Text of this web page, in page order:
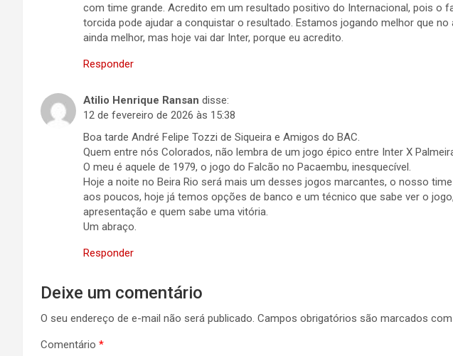
com time grande. Acredito em um resultado positivo do Internacional, pois o
torcida pode ajudar a conquistar o resultado. Estamos jogando melhor que
ainda melhor, mas hoje vai dar Inter, porque eu acredito.
Responder
Atilio Henrique Ransan disse:
12 de fevereiro de 2026 às 15:38
Boa tarde André Felipe Tozzi de Siqueira e Amigos do BAC.
Quem entre nós Colorados, não lembra de um jogo épico entre Inter X
O meu é aquele de 1979, o jogo do Falcão no Pacaembu, inesquecível.
Hoje a noite no Beira Rio será mais um desses jogos marcantes, o nosso
aos poucos, hoje já temos opções de banco e um técnico que sabe ver o
apresentação e quem sabe uma vitória.
Um abraço.
Responder
Deixe um comentário
O seu endereço de e-mail não será publicado. Campos obrigatórios são marcados com
Comentário *